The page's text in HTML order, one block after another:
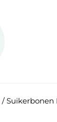
/ Suikerbonen